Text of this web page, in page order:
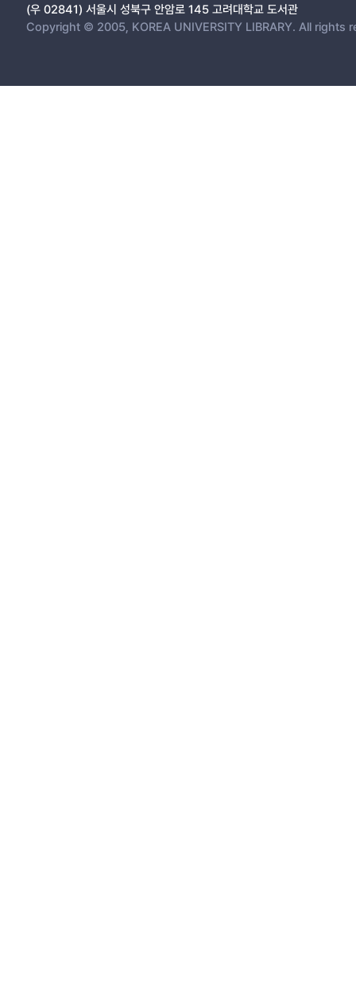
(우 02841) 서울시 성북구 안암로 145 고려대학교 도서관
Copyright © 2005, KOREA UNIVERSITY LIBRARY. All rights